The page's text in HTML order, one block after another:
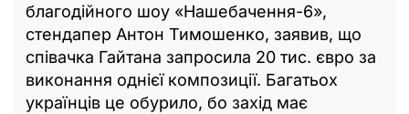
благодійного шоу «Нашебачення-6»,
стендапер Антон Тимошенко, заявив, що
співачка Гайтана запросила 20 тис. євро за
виконання однієї композиції. Багатьох
українців це обурило, бо захід має